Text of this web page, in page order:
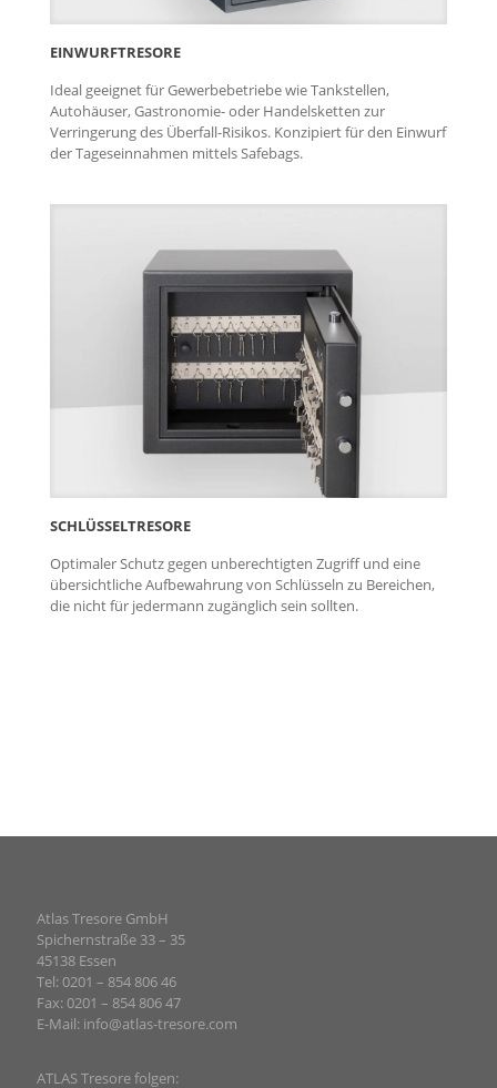
EINWURF­TRESORE
Ideal geeignet für Gewerbebetriebe wie Tankstellen,
Autohäuser, Gastronomie- oder Handelsketten zur
Verringerung des Überfall-Risikos. Konzipiert für den Einwurf
der Tageseinnahmen mittels Safebags.
SCHLÜSSEL­TRESORE
Optimaler Schutz gegen unberechtigten Zugriff und eine
übersichtliche Aufbewahrung von Schlüsseln zu Bereichen,
die nicht für jedermann zugänglich sein sollten.
Atlas Tresore GmbH
Spichernstraße 33 – 35
45138 Essen
Tel: 0201 – 854 806 46
Fax: 0201 – 854 806 47
E-Mail: info@atlas-tresore.com
ATLAS Tresore folgen: